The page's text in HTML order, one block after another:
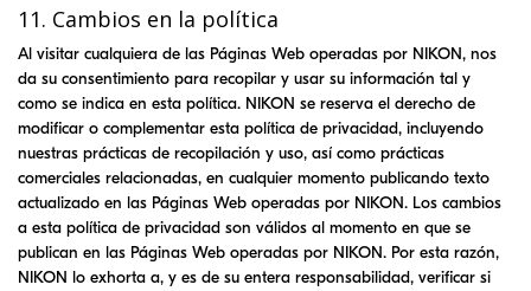
11. Cambios en la política
Al visitar cualquiera de las Páginas Web operadas por NIKON, nos
da su consentimiento para recopilar y usar su información tal y
como se indica en esta política. NIKON se reserva el derecho de
modificar o complementar esta política de privacidad, incluyendo
nuestras prácticas de recopilación y uso, así como prácticas
comerciales relacionadas, en cualquier momento publicando texto
actualizado en las Páginas Web operadas por NIKON. Los cambios
a esta política de privacidad son válidos al momento en que se
publican en las Páginas Web operadas por NIKON. Por esta razón,
NIKON lo exhorta a, y es de su entera responsabilidad, verificar si